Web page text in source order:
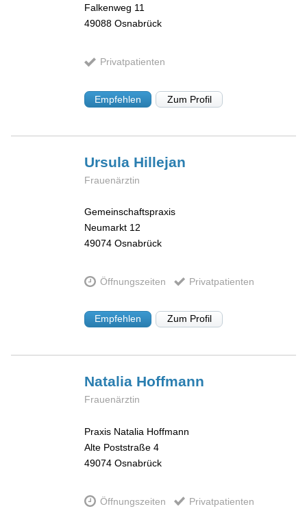
Falkenweg 11
49088 Osnabrück
Privatpatienten
Empfehlen Zum Profil
Ursula Hillejan
Frauenärztin
Gemeinschaftspraxis
Neumarkt 12
49074 Osnabrück
Öffnungszeiten Privatpatienten
Empfehlen Zum Profil
Natalia Hoffmann
Frauenärztin
Praxis Natalia Hoffmann
Alte Poststraße 4
49074 Osnabrück
Öffnungszeiten Privatpatienten